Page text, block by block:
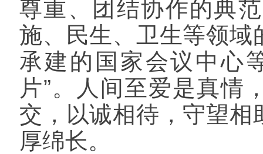
尊重、团结协作的典
施、民生、卫生等领域
承建的国家会议中心
片”。人间至爱是真情
交，以诚相待，守望
厚绵长。